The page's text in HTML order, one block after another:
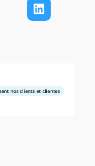
nos clients et clientes